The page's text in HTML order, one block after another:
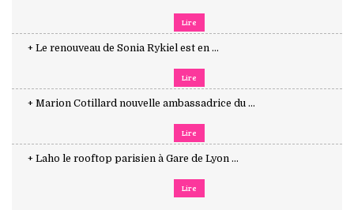
Lire
+ Le renouveau de Sonia Rykiel est en ...
Lire
+ Marion Cotillard nouvelle ambassadrice du ...
Lire
+ Laho le rooftop parisien à Gare de Lyon ...
Lire